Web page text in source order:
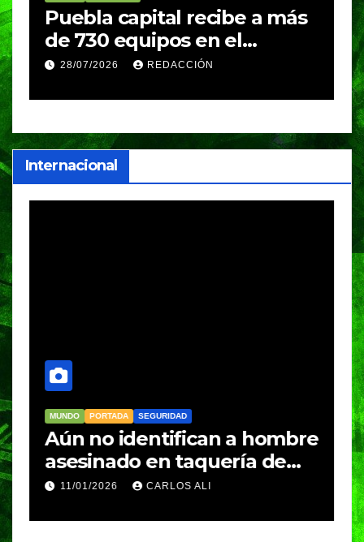
Puebla capital recibe a más
de 730 equipos en el
Festival Máster de Voleibol
28/07/2026 REDACCIÓN
Internacional
MUNDO PORTADA SEGURIDAD
Aún no identifican a hombre
asesinado en taquería de
Amozoc
11/01/2026 CARLOS ALI